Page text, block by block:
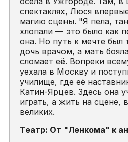
спектаклях, Люся
магию сцены. "Я пела,
хлопали — это было как
она. Но путь к мечте был
дочь врачом, а мать
сломает её. Вопреки
уехала в Москву и
училище, где её
Катин-Ярцев. Здесь она
играть, а жить на сцене,
великих.
Театр: От "Ленкома" к